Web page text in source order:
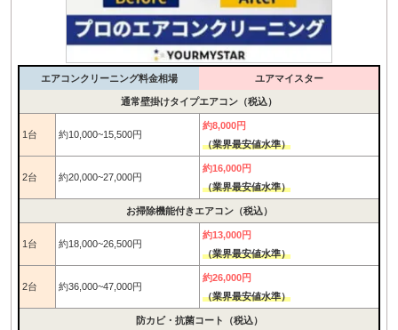
エアコンクリーニング料金相場 ユアマイスター
通常壁掛けタイプエアコン（税込）
1台 約10,000~15,500円
約8,000円
（業界最安値水準）
2台 約20,000~27,000円
約16,000円
（業界最安値水準）
お掃除機能付きエアコン（税込）
1台 約18,000~26,500円
約13,000円
（業界最安値水準）
2台 約36,000~47,000円
約26,000円
（業界最安値水準）
防カビ・抗菌コート（税込）